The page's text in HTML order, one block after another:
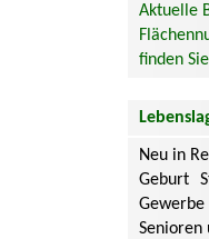
Aktuelle
finden
Neu in
Geburt
Gewerbe
Senioren